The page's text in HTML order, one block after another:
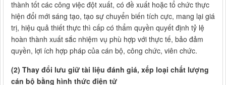
thành tốt các công việc đột xuất, có đề xuất hoặc tổ chức thực
hiện đổi mới sáng tạo, tạo sự chuyển biến tích cực, mang lại giá
trị, hiệu quả thiết thực thì cấp có thẩm quyền quyết định tỷ lệ
hoàn thành xuất sắc nhiệm vụ phù hợp với thực tế, bảo đảm
quyền, lợi ích hợp pháp của cán bộ, công chức, viên chức.
(2) Thay đổi lưu giữ tài liệu đánh giá, xếp loại chất lượng
cán bộ bằng hình thức điện tử